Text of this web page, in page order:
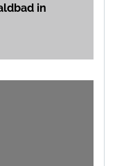
in